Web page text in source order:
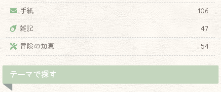
手紙
106
雑記
47
冒険の知恵
54
テーマで探す